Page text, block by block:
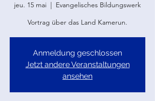
jeu. 15 mai
  |
Evangelisches Bildungswerk
Vortrag über das Land Kamerun.
Anmeldung geschlossen
Jetzt andere Veranstaltungen
ansehen